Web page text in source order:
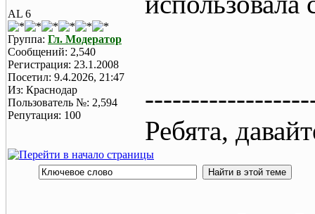
AL 6
Группа: Гл. Модератор
Сообщений: 2,540
Регистрация: 23.1.2008
Посетил: 9.4.2026, 21:47
Из: Краснодар
Пользователь №: 2,594
Репутация: 100
Ребята,